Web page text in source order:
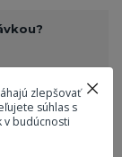
zlepšovať
súhlas s
v budúcnosti